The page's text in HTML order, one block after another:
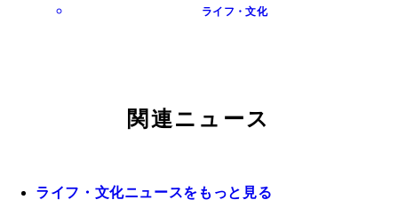
ライフ・文化
関連ニュース
ライフ・文化ニュースをもっと見る